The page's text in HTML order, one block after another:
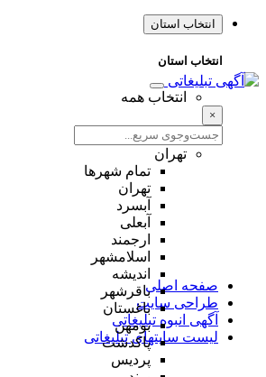
انتخاب استان
انتخاب استان
انتخاب همه
×
تهران
تمام شهر‌ها
تهران
آبسرد
آبعلی
ارجمند
اسلامشهر
اندیشه
باقرشهر
باغستان
بومهن
پاکدشت
پردیس
صفحه اصلی
طراحی سایت
آگهی انبوه تبلیغاتی
لیست سایتهای تبلیغاتی